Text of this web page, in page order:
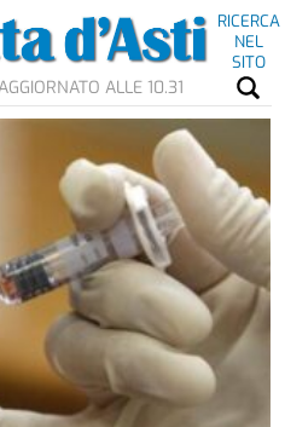
RICERCA
NEL
SITO
ALLE 10.31